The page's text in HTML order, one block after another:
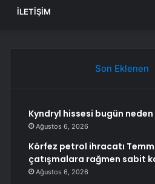
İLETIŞIM
Son Eklenen
Kyndryl hissesi bugün
Ağustos 6, 2026
Körfez petrol ihracatı
çatışmalara rağmen sabit
Ağustos 6, 2026